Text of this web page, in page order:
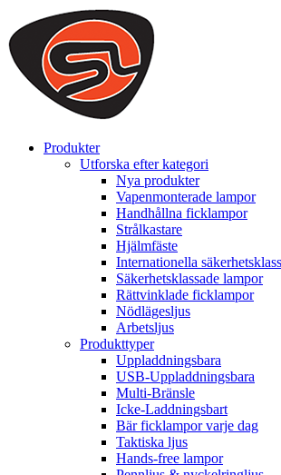
We use cookies to ensure that we provide you
on our website. By continuing to browse this
that cookies are used to help us analyze how
to offer you a better experience. To learn more
you can disable cookies, you can access our
Produkter
Utforska efter kategori
Nya produkter
Vapenmonterade lampor
Handhållna ficklampor
Strålkastare
Hjälmfäste
Internationella
Säkerhetsklassade lampor
Rättvinklade ficklampor
Nödlägesljus
Arbetsljus
Produkttyper
Uppladdningsbara
USB-Uppladdningsbara
Multi-Bränsle
Icke-Laddningsbart
Bär ficklampor varje dag
Taktiska ljus
Hands-free lampor